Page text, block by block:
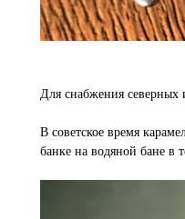
Для снабжения северных
В советское время
банке на водяной бане в